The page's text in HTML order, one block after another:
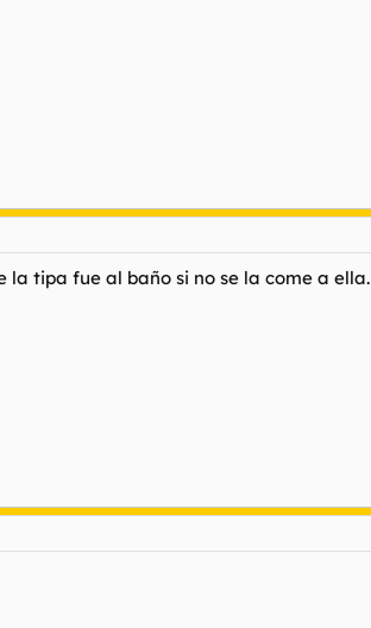
tipa fue al baño si no se la come a ella.